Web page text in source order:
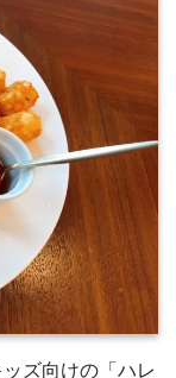
ズ向けの「ハレ